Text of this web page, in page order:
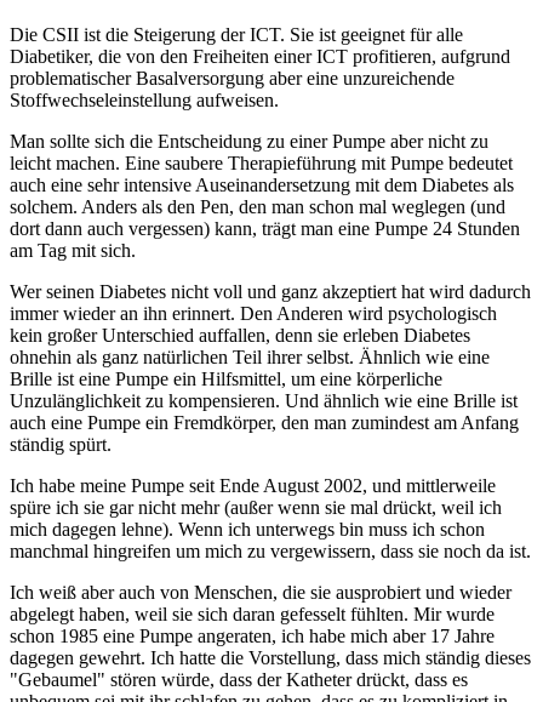
Die CSII ist die Steigerung der ICT. Sie ist geeignet für alle
Diabetiker, die von den Freiheiten einer ICT profitieren, aufgrund
problematischer Basalversorgung aber eine unzureichende
Stoffwechseleinstellung aufweisen.
Man sollte sich die Entscheidung zu einer Pumpe aber nicht zu
leicht machen. Eine saubere Therapieführung mit Pumpe bedeutet
auch eine sehr intensive Auseinandersetzung mit dem Diabetes als
solchem. Anders als den Pen, den man schon mal weglegen (und
dort dann auch vergessen) kann, trägt man eine Pumpe 24 Stunden
am Tag mit sich.
Wer seinen Diabetes nicht voll und ganz akzeptiert hat wird dadurch
immer wieder an ihn erinnert. Den Anderen wird psychologisch
kein großer Unterschied auffallen, denn sie erleben Diabetes
ohnehin als ganz natürlichen Teil ihrer selbst. Ähnlich wie eine
Brille ist eine Pumpe ein Hilfsmittel, um eine körperliche
Unzulänglichkeit zu kompensieren. Und ähnlich wie eine Brille ist
auch eine Pumpe ein Fremdkörper, den man zumindest am Anfang
ständig spürt.
Ich habe meine Pumpe seit Ende August 2002, und mittlerweile
spüre ich sie gar nicht mehr (außer wenn sie mal drückt, weil ich
mich dagegen lehne). Wenn ich unterwegs bin muss ich schon
manchmal hingreifen um mich zu vergewissern, dass sie noch da ist.
Ich weiß aber auch von Menschen, die sie ausprobiert und wieder
abgelegt haben, weil sie sich daran gefesselt fühlten. Mir wurde
schon 1985 eine Pumpe angeraten, ich habe mich aber 17 Jahre
dagegen gewehrt. Ich hatte die Vorstellung, dass mich ständig dieses
"Gebaumel" stören würde, dass der Katheter drückt, dass es